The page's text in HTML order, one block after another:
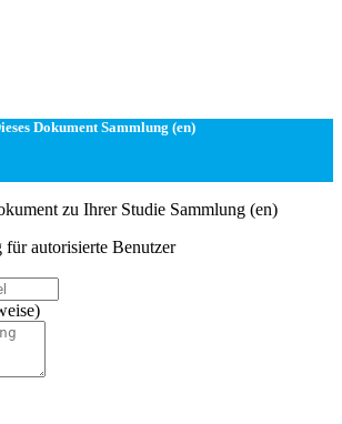
Dokument Sammlung (en)
zu Ihrer Studie Sammlung (en)
autorisierte Benutzer